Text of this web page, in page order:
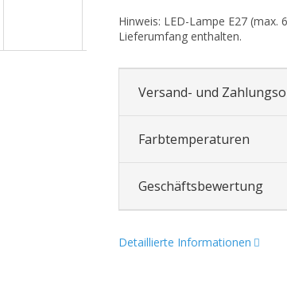
Hinweis: LED-Lampe E27 (max.
Lieferumfang enthalten.
Versand- und
Farbtemperaturen
Geschäftsbewertung
Detaillierte Informationen